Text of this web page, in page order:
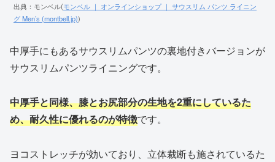
出典：モンベル(モンベル ｜ オンラインショップ ｜ サウスリム パンツ ライニン
グ Men’s (montbell.jp))
中厚手にもあるサウスリムパンツの裏地付きバージョンが
サウスリムパンツライニングです。
中厚手と同様、膝とお尻部分の生地を2重にしているた
め、耐久性に優れるのが特徴です。
ヨコストレッチが効いており、立体裁断も施されているた